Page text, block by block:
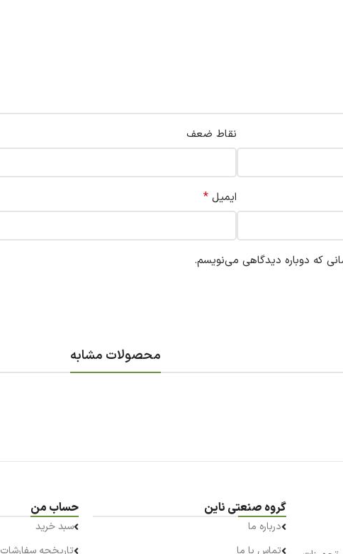
نقاط ضعف
ایمیل *
که دوباره دیدگاهی می‌نویسم.
محصولات مشابه
گروه صنعتی ناین
درباره ما
تماس با ما
حساب من
سبد خرید
تاریخچه سفارشات